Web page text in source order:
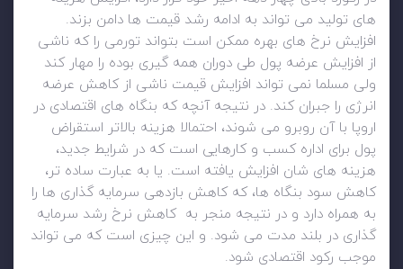
های تولید می تواند به ادامه رشد قیمت ها دامن بزند.
افزایش نرخ های بهره ممکن است بتواند تورمی را که ناشی
از افزایش عرضه پول طی دوران همه گیری بوده را مهار کند
ولی مسلما نمی تواند افزایش قیمت ناشی از کاهش عرضه
انرژی را جبران کند. در نتیجه آنچه که بنگاه های اقتصادی در
اروپا با آن روبرو می شوند، احتمالا هزینه بالاتر استقراض
پول برای اداره کسب و کارهایی است که در شرایط جدید،
هزینه های شان افزایش یافته است. یا به عبارت ساده تر،
کاهش سود بنگاه ها، که کاهش بازدهی سرمایه گذاری ها را
به همراه دارد و در نتیجه منجر به کاهش نرخ رشد سرمایه
گذاری در بلند مدت می شود. و این چیزی است که می تواند
موجب رکود اقتصادی شود.